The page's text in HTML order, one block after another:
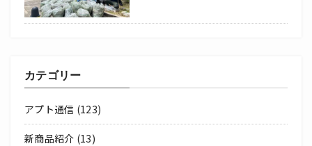
カテゴリー
アプト通信 (123)
新商品紹介 (13)